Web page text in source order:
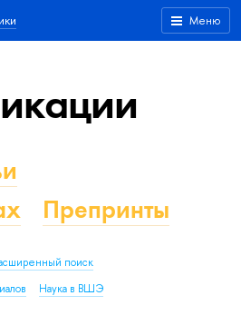
Меню
Препринты
поиск
Наука в ВШЭ